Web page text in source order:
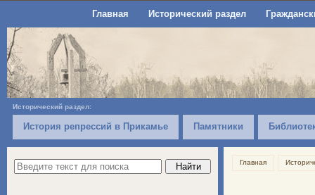
Главная Исторический раздел
Исторический раздел:
История репрессий в Прикамье Памятники
Главная